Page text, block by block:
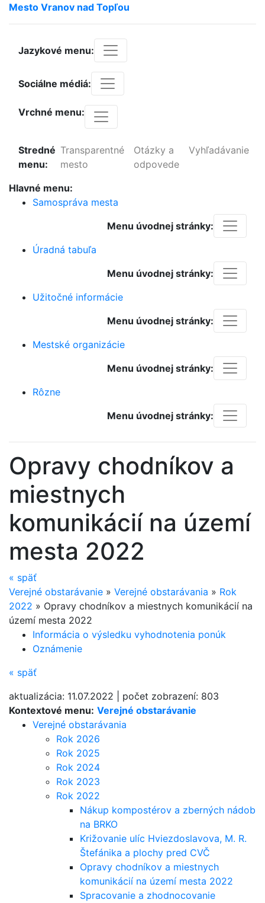
Mesto Vranov nad Topľou
Jazykové menu:
Sociálne médiá:
Vrchné menu:
Stredné
menu:
Transparentné
mesto
Otázky a
odpovede
Vyhľadávanie
Hlavné menu:
Samospráva mesta
Menu úvodnej stránky:
Úradná tabuľa
Menu úvodnej stránky:
Užitočné informácie
Menu úvodnej stránky:
Mestské organizácie
Menu úvodnej stránky:
Rôzne
Menu úvodnej stránky:
Kontextové menu: Verejné obstarávanie
Verejné obstarávania
Rok 2026
Rok 2025
Rok 2024
Rok 2023
Rok 2022
Nákup kompostérov a zberných nádob
na BRKO
Križovanie ulíc Hviezdoslavova, M. R.
Štefánika a plochy pred CVČ
Opravy chodníkov a miestnych
komunikácií na území mesta 2022
Spracovanie a zhodnocovanie
Opravy chodníkov a
miestnych
komunikácií na území
mesta 2022
« späť
Verejné obstarávanie » Verejné obstarávania » Rok
2022 » Opravy chodníkov a miestnych komunikácií na
území mesta 2022
Informácia o výsledku vyhodnotenia ponúk
Oznámenie
« späť
aktualizácia: 11.07.2022 počet zobrazení: 803